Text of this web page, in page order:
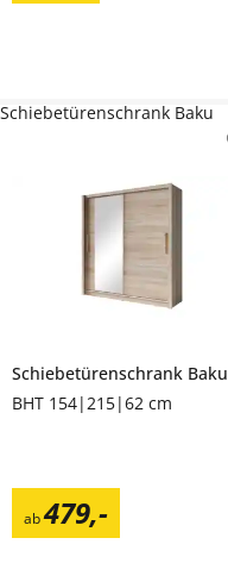
Schiebetürenschrank Baku
BHT 154|215|62 cm
ab479,-
Schiebetürenschrank Baku